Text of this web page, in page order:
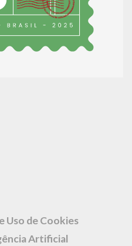
Uso de Cookies
Artificial